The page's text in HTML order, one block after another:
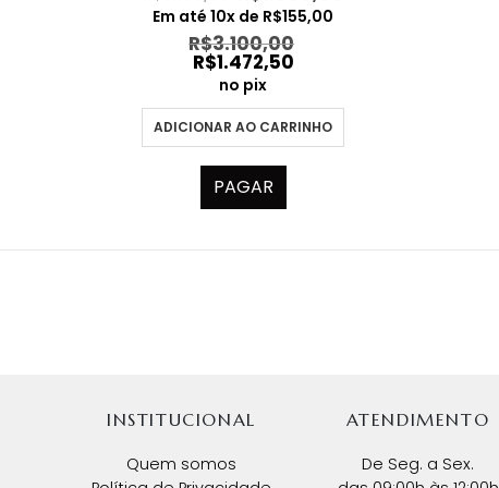
preço
original
era:
R$3.100,00.
Em até10x de R$155,00
R$3.100,00
R$1.472,50
no pix
ADICIONAR AO CARRINHO
PAGAR
INSTITUCIONAL
Quem somos
ATENDIMENTO
De Seg. a Sex.